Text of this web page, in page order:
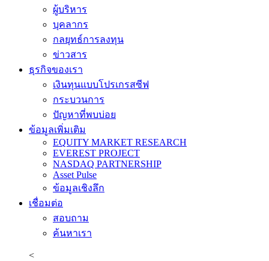
ผู้บริหาร
บุคลากร
กลยุทธ์การลงทุน
ข่าวสาร
ธุรกิจของเรา
เงินทุนแบบโปรเกรสซีฟ
กระบวนการ
ปัญหาที่พบบ่อย
ข้อมูลเพิ่มเติม
EQUITY MARKET RESEARCH
EVEREST PROJECT
NASDAQ PARTNERSHIP
Asset Pulse
ข้อมูลเชิงลึก
เชื่อมต่อ
สอบถาม
ค้นหาเรา
<